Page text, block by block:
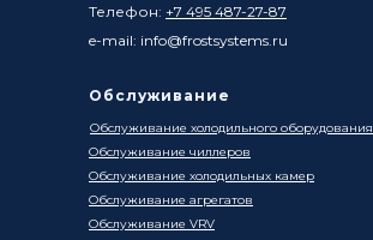
Телефон: +7 495 487-27-87
e-mail: info@frostsystems.ru
Обслуживание
Обслуживание холодильного оборудования
Обслуживание чиллеров
Обслуживание холодильных камер
Обслуживание агрегатов
Обслуживание VRV